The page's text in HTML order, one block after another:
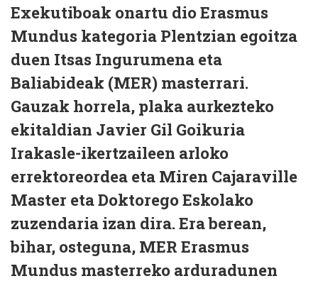
Exekutiboak onartu dio Erasmus
Mundus kategoria Plentzian egoitza
duen Itsas Ingurumena eta
Baliabideak (MER) masterrari.
Gauzak horrela, plaka aurkezteko
ekitaldian Javier Gil Goikuria
Irakasle-ikertzaileen arloko
errektoreordea eta Miren Cajaraville
Master eta Doktorego Eskolako
zuzendaria izan dira. Era berean,
bihar, osteguna, MER Erasmus
Mundus masterreko arduradunen